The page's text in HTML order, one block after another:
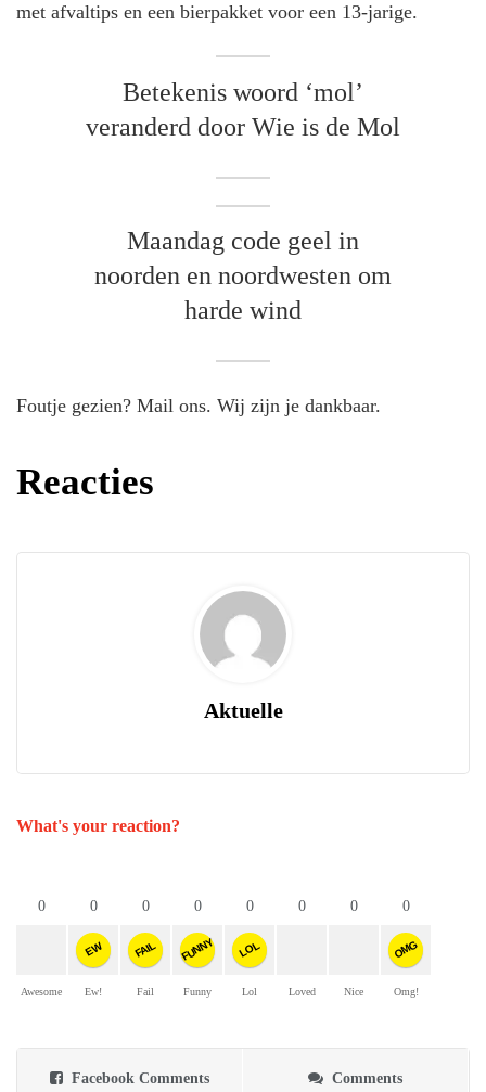
met afvaltips en een bierpakket voor een 13-jarige.
Betekenis woord ‘mol’
veranderd door Wie is de Mol
Maandag code geel in
noorden en noordwesten om
harde wind
Foutje gezien? Mail ons. Wij zijn je dankbaar.
Reacties
Aktuelle
What's your reaction?
0
Awesome
0
EW
Ew!
0
FAIL
Fail
0
FUNNY
Funny
0
LOL
Lol
0
Loved
0
Nice
0
OMG
Omg!
Facebook Comments Comments